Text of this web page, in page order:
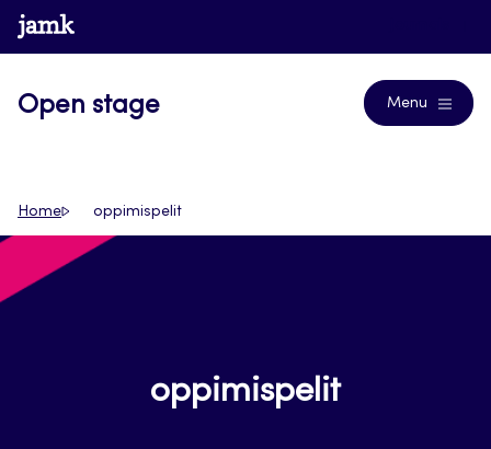
Siirry
suoraan
www.jamk.fi
Open stage Menu
Home oppimispelit
oppimispelit